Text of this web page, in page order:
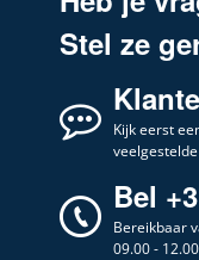
Stel ze
Kijk eerst
Bel
Bereikbaar
09.00 -